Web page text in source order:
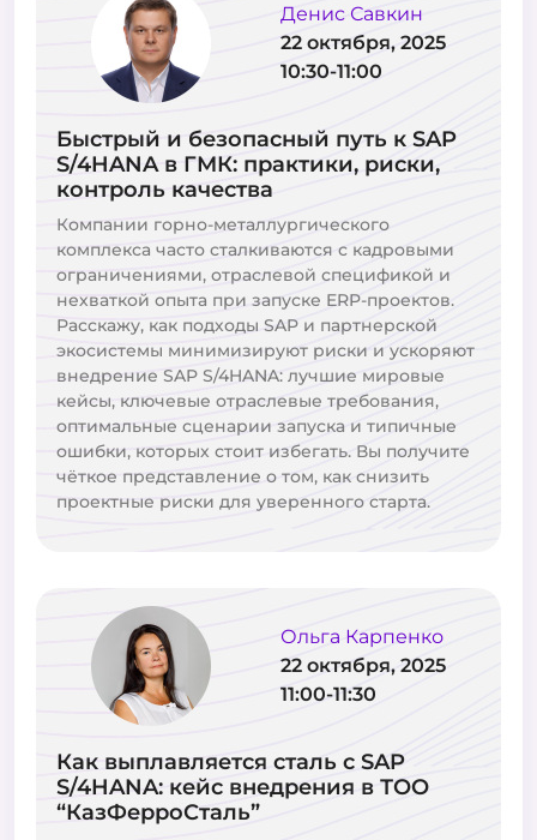
Денис Савкин
22 октября, 2025
10:30-11:00
Быстрый и безопасный путь к SAP
S/4HANA в ГМК: практики, риски,
контроль качества
Компании горно-металлургического
комплекса часто сталкиваются с кадровыми
ограничениями, отраслевой спецификой и
нехваткой опыта при запуске ERP-проектов.
Расскажу, как подходы SAP и партнерской
экосистемы минимизируют риски и ускоряют
внедрение SAP S/4HANA: лучшие мировые
кейсы, ключевые отраслевые требования,
оптимальные сценарии запуска и типичные
ошибки, которых стоит избегать. Вы получите
чёткое представление о том, как снизить
проектные риски для уверенного старта.
Ольга Карпенко
22 октября, 2025
11:00-11:30
Как выплавляется сталь с SAP
S/4HANA: кейс внедрения в ТОО
“КазФерроСталь”